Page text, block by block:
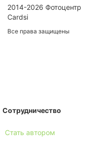
2014-2026 Фотоцентр
Cardsi
Все права защищены
Сотрудничество
Стать автором